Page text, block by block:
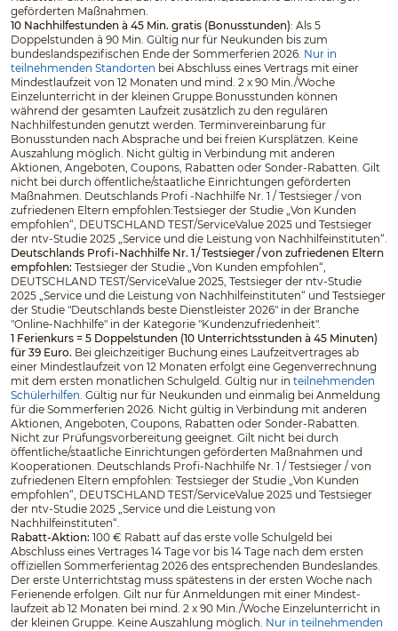
geförderten Maßnahmen.
10 Nachhilfestunden à 45 Min. gratis (Bonusstunden): Als 5
Doppelstunden à 90 Min. Gültig nur für Neukunden bis zum
bundeslandspezifischen Ende der Sommerferien 2026. Nur in
teilnehmenden Standorten bei Abschluss eines Vertrags mit einer
Mindestlaufzeit von 12 Monaten und mind. 2 x 90 Min./Woche
Einzelunterricht in der kleinen Gruppe.Bonusstunden können
während der gesamten Laufzeit zusätzlich zu den regulären
Nachhilfestunden genutzt werden. Terminvereinbarung für
Bonusstunden nach Absprache und bei freien Kursplätzen. Keine
Auszahlung möglich. Nicht gültig in Verbindung mit anderen
Aktionen, Angeboten, Coupons, Rabatten oder Sonder-Rabatten. Gilt
nicht bei durch öffentliche/staatliche Einrichtungen geförderten
Maßnahmen. Deutschlands Profi -Nachhilfe Nr. 1 / Testsieger / von
zufriedenen Eltern empfohlen:Testsieger der Studie „Von Kunden
empfohlen“, DEUTSCHLAND TEST/ServiceValue 2025 und Testsieger
der ntv-Studie 2025 „Service und die Leistung von Nachhilfeinstituten“.
Deutschlands Profi-Nachhilfe Nr. 1 / Testsieger / von zufriedenen Eltern
empfohlen: Testsieger der Studie „Von Kunden empfohlen“,
DEUTSCHLAND TEST/ServiceValue 2025, Testsieger der ntv-Studie
2025 „Service und die Leistung von Nachhilfeinstituten“ und Testsieger
der Studie "Deutschlands beste Dienstleister 2026" in der Branche
"Online-Nachhilfe" in der Kategorie "Kundenzufriedenheit".
1 Ferienkurs = 5 Doppelstunden (10 Unterrichtsstunden à 45 Minuten)
für 39 Euro. Bei gleichzeitiger Buchung eines Laufzeitvertrages ab
einer Mindestlaufzeit von 12 Monaten erfolgt eine Gegenverrechnung
mit dem ersten monatlichen Schulgeld. Gültig nur in teilnehmenden
Schülerhilfen. Gültig nur für Neukunden und einmalig bei Anmeldung
für die Sommerferien 2026. Nicht gültig in Verbindung mit anderen
Aktionen, Angeboten, Coupons, Rabatten oder Sonder-Rabatten.
Nicht zur Prüfungsvorbereitung geeignet. Gilt nicht bei durch
öffentliche/staatliche Einrichtungen geförderten Maßnahmen und
Kooperationen. Deutschlands Profi-Nachhilfe Nr. 1 / Testsieger / von
zufriedenen Eltern empfohlen: Testsieger der Studie „Von Kunden
empfohlen“, DEUTSCHLAND TEST/ServiceValue 2025 und Testsieger
der ntv-Studie 2025 „Service und die Leistung von
Nachhilfeinstituten“.
Rabatt-Aktion: 100 € Rabatt auf das erste volle Schulgeld bei
Abschluss eines Vertrages 14 Tage vor bis 14 Tage nach dem ersten
offiziellen Sommerferientag 2026 des entsprechenden Bundeslandes.
Der erste Unterrichtstag muss spätestens in der ersten Woche nach
Ferienende erfolgen. Gilt nur für Anmeldungen mit einer Mindest­
laufzeit ab 12 Monaten bei mind. 2 x 90 Min./Woche Einzelunterricht in
der kleinen Gruppe. Keine Auszahlung möglich. Nur in teilnehmenden